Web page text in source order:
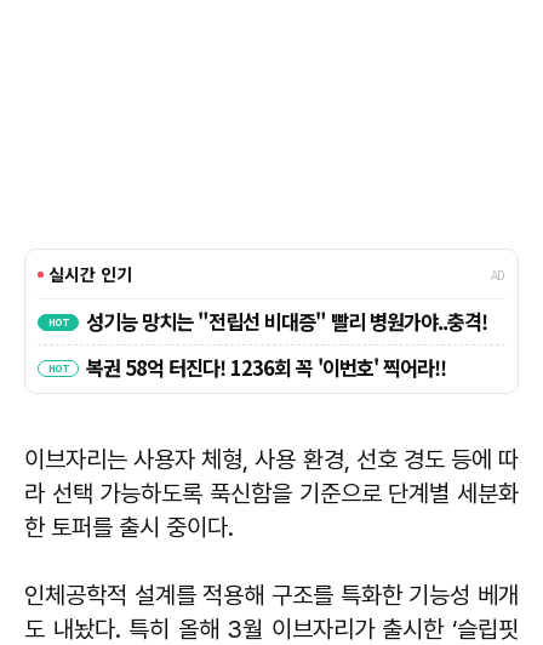
이브자리는 사용자 체형, 사용 환경, 선호 경도 등에 따
라 선택 가능하도록 푹신함을 기준으로 단계별 세분화
한 토퍼를 출시 중이다.
인체공학적 설계를 적용해 구조를 특화한 기능성 베개
도 내놨다. 특히 올해 3월 이브자리가 출시한 ‘슬립핏